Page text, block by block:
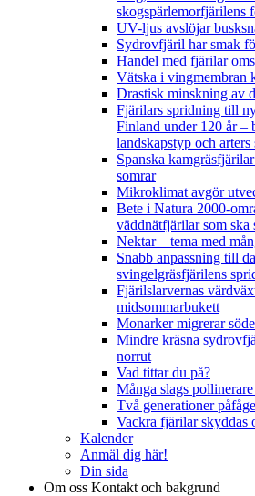
skogspärlemorfjärilens
UV-ljus avslöjar
Sydrovfjäril har smak
Handel med fjärilar
Vätska i vingmembran
Drastisk minskning av
Fjärilars spridning till
Finland under 120 år–
landskapstyp och arters
Spanska
somrar
Mikroklimat avgör
Bete i Natura 2000-
väddnätfjärilar som ska
Nektar – tema med
Snabb anpassning till
svingelgräsfjärilens
Fjärilslarvernas
midsommarbukett
Monarker migrerar
Mindre kräsna
norrut
Vad tittar du på?
Många slags
Två generationer
Vackra fjärilar skyddas
Kalender
Anmäl dig här!
Din sida
Om oss Kontakt och bakgrund